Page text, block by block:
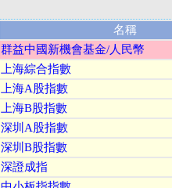
名稱
群益中國新機會基金/人民幣
上海綜合指數
上海A股指數
上海B股指數
深圳A股指數
深圳B股指數
深證成指